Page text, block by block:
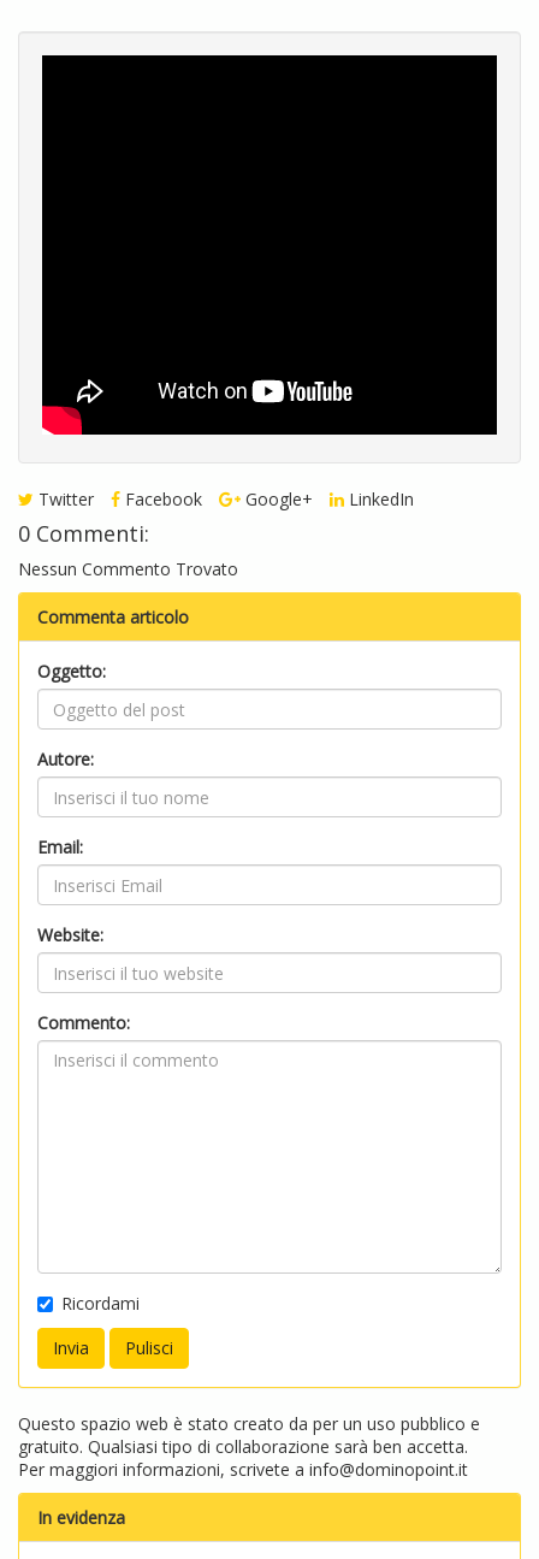
Twitter Facebook Google+ LinkedIn
0 Commenti:
Nessun Commento Trovato
Commenta articolo
Oggetto:
Autore:
Email:
Website:
Commento:
Ricordami
Questo spazio web è stato creato da per un uso pubblico e
gratuito. Qualsiasi tipo di collaborazione sarà ben accetta.
Per maggiori informazioni, scrivete a info@dominopoint.it
In evidenza